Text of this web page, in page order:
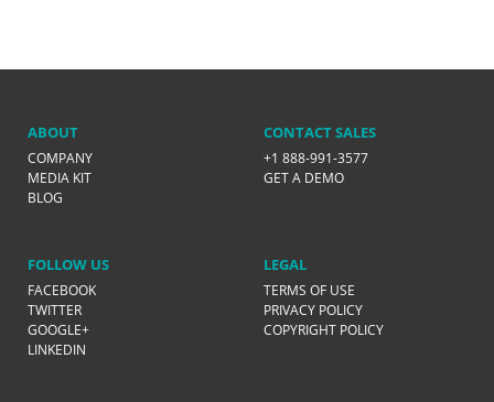
ABOUT
COMPANY
MEDIA KIT
BLOG
CONTACT SALES
+1 888-991-3577
GET A DEMO
FOLLOW US
FACEBOOK
TWITTER
GOOGLE+
LINKEDIN
LEGAL
TERMS OF USE
PRIVACY POLICY
COPYRIGHT POLICY